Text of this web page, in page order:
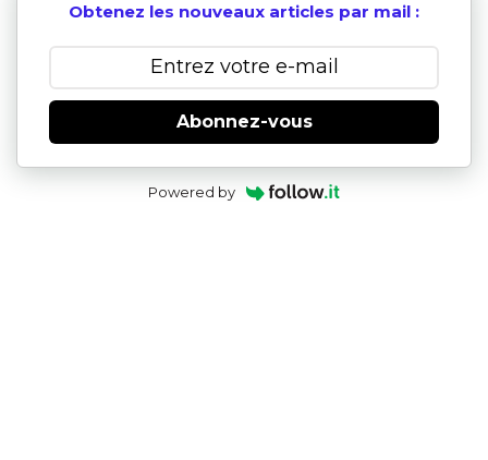
Obtenez les nouveaux articles par mail :
Abonnez-vous
Powered by